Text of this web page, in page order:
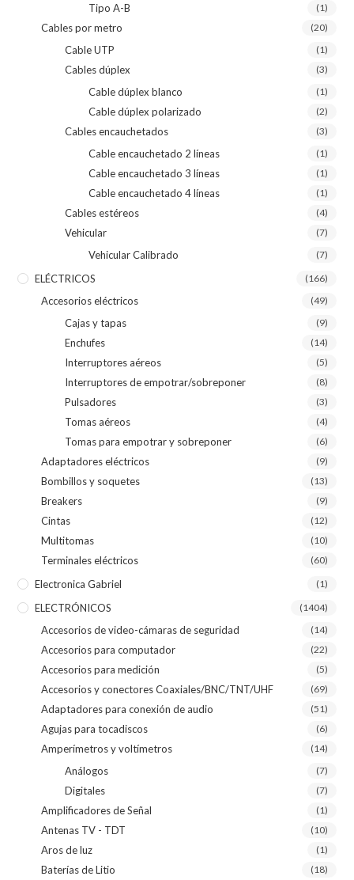
Tipo A-B (1)
Cables por metro (20)
Cable UTP (1)
Cables dúplex (3)
Cable dúplex blanco (1)
Cable dúplex polarizado (2)
Cables encauchetados (3)
Cable encauchetado 2 líneas (1)
Cable encauchetado 3 líneas (1)
Cable encauchetado 4 líneas (1)
Cables estéreos (4)
Vehicular (7)
Vehicular Calibrado (7)
ELÉCTRICOS (166)
Accesorios eléctricos (49)
Cajas y tapas (9)
Enchufes (14)
Interruptores aéreos (5)
Interruptores de empotrar/sobreponer (8)
Pulsadores (3)
Tomas aéreos (4)
Tomas para empotrar y sobreponer (6)
Adaptadores eléctricos (9)
Bombillos y soquetes (13)
Breakers (9)
Cintas (12)
Multitomas (10)
Terminales eléctricos (60)
Electronica Gabriel (1)
ELECTRÓNICOS (1404)
Accesorios de video-cámaras de seguridad (14)
Accesorios para computador (22)
Accesorios para medición (5)
Accesorios y conectores Coaxiales/BNC/TNT/UHF (69)
Adaptadores para conexión de audio (51)
Agujas para tocadiscos (6)
Amperímetros y voltímetros (14)
Análogos (7)
Digitales (7)
Amplificadores de Señal (1)
Antenas TV - TDT (10)
Aros de luz (1)
Baterías de Litio (18)